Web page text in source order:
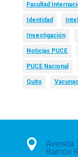
Facultad
Identidad
Investigación
Noticias PUCE
PUCE Nacional
Quito

Avenida
Ramón